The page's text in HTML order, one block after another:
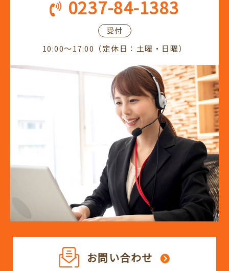
0237-84-1383
受付
10:00～17:00（定休日：土曜・日曜）
お問い合わせ